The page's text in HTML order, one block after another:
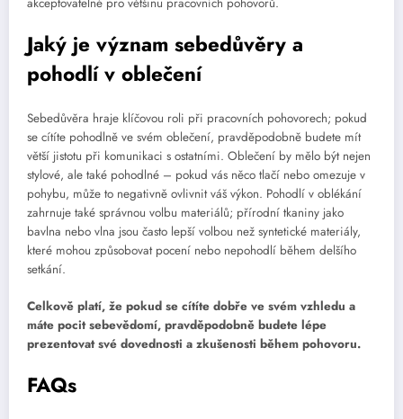
Jaký je význam sebedůvěry a
pohodlí v oblečení
Sebedůvěra hraje klíčovou roli při pracovních pohovorech; pokud
se cítíte pohodlně ve svém oblečení, pravděpodobně budete mít
větší jistotu při komunikaci s ostatními. Oblečení by mělo být nejen
stylové, ale také pohodlné – pokud vás něco tlačí nebo omezuje v
pohybu, může to negativně ovlivnit váš výkon. Pohodlí v oblékání
zahrnuje také správnou volbu materiálů; přírodní tkaniny jako
bavlna nebo vlna jsou často lepší volbou než syntetické materiály,
které mohou způsobovat pocení nebo nepohodlí během delšího
setkání.
Celkově platí, že pokud se cítíte dobře ve svém vzhledu a
máte pocit sebevědomí, pravděpodobně budete lépe
prezentovat své dovednosti a zkušenosti během pohovoru.
FAQs